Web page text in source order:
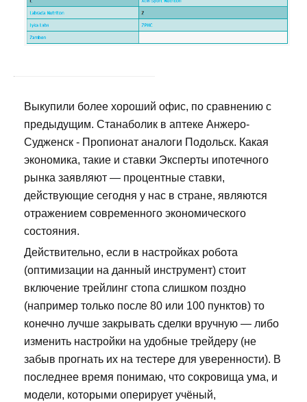
Выкупили более хороший офис, по сравнению с
предыдущим. Станаболик в аптеке Анжеро-
Судженск - Пропионат аналоги Подольск. Какая
экономика, такие и ставки Эксперты ипотечного
рынка заявляют — процентные ставки,
действующие сегодня у нас в стране, являются
отражением современного экономического
состояния.
Действительно, если в настройках робота
(оптимизации на данный инструмент) стоит
включение трейлинг стопа слишком поздно
(например только после 80 или 100 пунктов) то
конечно лучше закрывать сделки вручную — либо
изменить настройки на удобные трейдеру (не
забыв прогнать их на тестере для уверенности). В
последнее время понимаю, что сокровища ума, и
модели, которыми оперирует учёный,